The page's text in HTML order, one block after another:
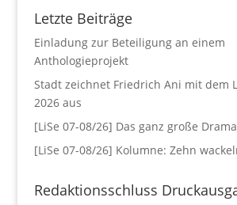
Letzte Beiträge
Einladung zur Beteiligung an einem
Anthologieprojekt
Stadt zeichnet Friedrich Ani mit dem
2026 aus
[LiSe 07-08/26] Das ganz große Drama
[LiSe 07-08/26] Kolumne: Zehn
Redaktionsschluss